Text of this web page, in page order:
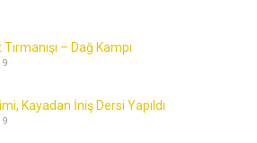
– Dağ Kampı
Kayadan İniş Dersi Yapıldı